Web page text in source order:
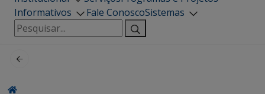
Informativos
Fale ConoscoSistemas
Pesquisar
por: